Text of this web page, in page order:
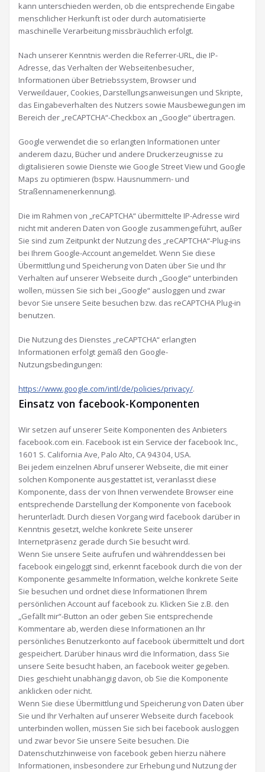
kann unterschieden werden, ob die entsprechende Eingabe
menschlicher Herkunft ist oder durch automatisierte
maschinelle Verarbeitung missbräuchlich erfolgt.
Nach unserer Kenntnis werden die Referrer-URL, die IP-
Adresse, das Verhalten der Webseitenbesucher,
Informationen über Betriebssystem, Browser und
Verweildauer, Cookies, Darstellungsanweisungen und Skripte,
das Eingabeverhalten des Nutzers sowie Mausbewegungen im
Bereich der „reCAPTCHA“-Checkbox an „Google“ übertragen.
Google verwendet die so erlangten Informationen unter
anderem dazu, Bücher und andere Druckerzeugnisse zu
digitalisieren sowie Dienste wie Google Street View und Google
Maps zu optimieren (bspw. Hausnummern- und
Straßennamenerkennung).
Die im Rahmen von „reCAPTCHA“ übermittelte IP-Adresse wird
nicht mit anderen Daten von Google zusammengeführt, außer
Sie sind zum Zeitpunkt der Nutzung des „reCAPTCHA“-Plug-ins
bei Ihrem Google-Account angemeldet. Wenn Sie diese
Übermittlung und Speicherung von Daten über Sie und Ihr
Verhalten auf unserer Webseite durch „Google“ unterbinden
wollen, müssen Sie sich bei „Google“ ausloggen und zwar
bevor Sie unsere Seite besuchen bzw. das reCAPTCHA Plug-in
benutzen.
Die Nutzung des Dienstes „reCAPTCHA“ erlangten
Informationen erfolgt gemäß den Google-
Nutzungsbedingungen:
https://www.google.com/intl/de/policies/privacy/.
Einsatz von facebook-Komponenten
Wir setzen auf unserer Seite Komponenten des Anbieters
facebook.com ein. Facebook ist ein Service der facebook Inc.,
1601 S. California Ave, Palo Alto, CA 94304, USA.
Bei jedem einzelnen Abruf unserer Webseite, die mit einer
solchen Komponente ausgestattet ist, veranlasst diese
Komponente, dass der von Ihnen verwendete Browser eine
entsprechende Darstellung der Komponente von facebook
herunterlädt. Durch diesen Vorgang wird facebook darüber in
Kenntnis gesetzt, welche konkrete Seite unserer
Internetpräsenz gerade durch Sie besucht wird.
Wenn Sie unsere Seite aufrufen und währenddessen bei
facebook eingeloggt sind, erkennt facebook durch die von der
Komponente gesammelte Information, welche konkrete Seite
Sie besuchen und ordnet diese Informationen Ihrem
persönlichen Account auf facebook zu. Klicken Sie z.B. den
„Gefällt mir“-Button an oder geben Sie entsprechende
Kommentare ab, werden diese Informationen an Ihr
persönliches Benutzerkonto auf facebook übermittelt und dort
gespeichert. Darüber hinaus wird die Information, dass Sie
unsere Seite besucht haben, an facebook weiter gegeben.
Dies geschieht unabhängig davon, ob Sie die Komponente
anklicken oder nicht.
Wenn Sie diese Übermittlung und Speicherung von Daten über
Sie und Ihr Verhalten auf unserer Webseite durch facebook
unterbinden wollen, müssen Sie sich bei facebook ausloggen
und zwar bevor Sie unsere Seite besuchen. Die
Datenschutzhinweise von facebook geben hierzu nähere
Informationen, insbesondere zur Erhebung und Nutzung der